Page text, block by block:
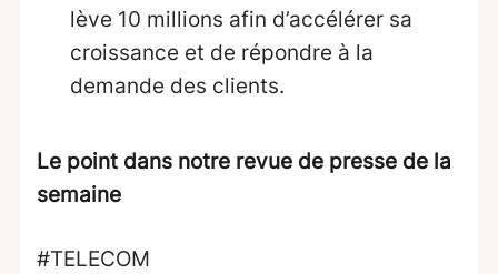
lève 10 millions afin d’accélérer sa
croissance et de répondre à la
demande des clients.
Le point dans notre revue de presse de la
semaine
#TELECOM